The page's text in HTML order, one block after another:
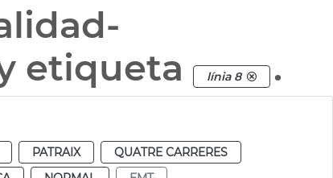
etiqueta línia 8 .
PATRAIX
QUATRE CARRERES